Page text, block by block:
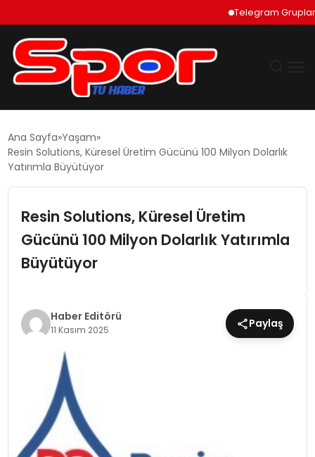
Telegram Grupları
DÜNYA
SIYASET
TEKNOLOJI
EĞITIM
MAGAZIN
YAŞAM
Ana Sayfa Yaşam
Resin Solutions, Küresel Üretim Gücünü 100 Milyon Dolarlık
Yatırımla Büyütüyor
Resin Solutions, Küresel Üretim
Gücünü 100 Milyon Dolarlık Yatırımla
Büyütüyor
Haber Editörü
11 Kasım 2025 Paylaş